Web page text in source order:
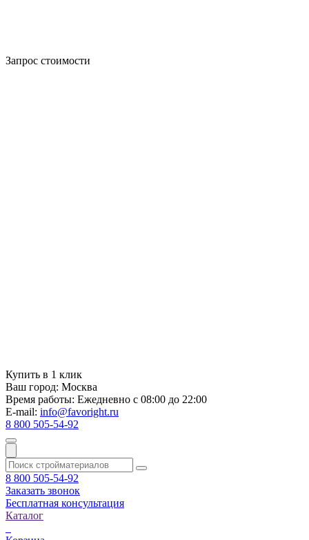
Запрос стоимости
Купить в 1 клик
Ваш город: Москва
Время работы: Ежедневно с 08:00 до 22:00
E-mail: info@favoright.ru
8 800 505-54-92
8 800 505-54-92
Заказать звонок
Бесплатная консультация
Каталог